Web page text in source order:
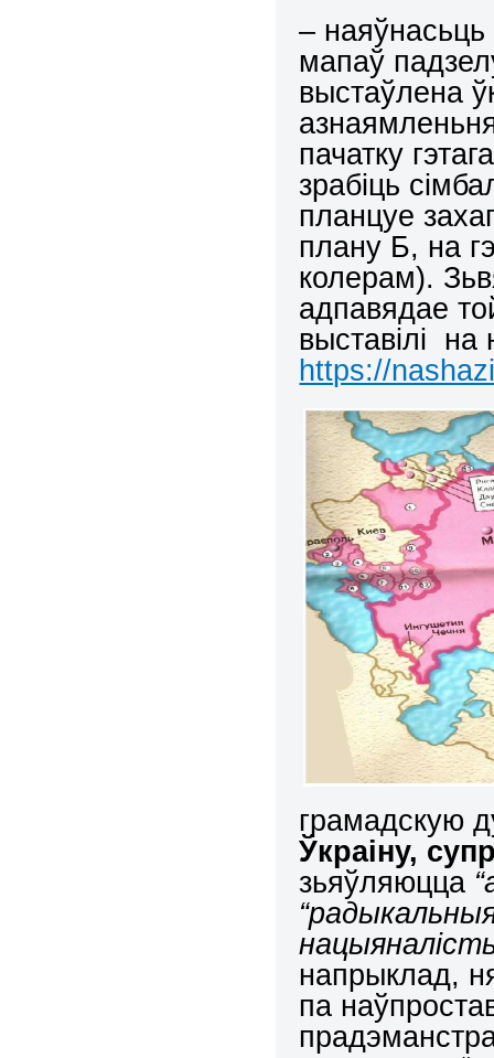
–
мапаў
выстаўлена
пачатку
зрабіць
планцуе
плану Б, на
колерам).
адпавядае
выставілі
https://
грамадскую
Ўкраіну,
зьяўляюцца “
напрыклад,
па